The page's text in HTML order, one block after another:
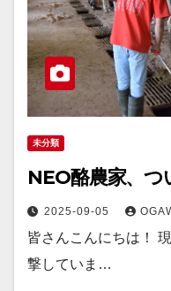
未分類
NEO酪農家、つ
2025-09-05
皆さんこんにちは！
撃していま…